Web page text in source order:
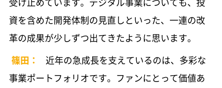
資を含めた開発体制の見直しといった、一連の改
革の成果が少しずつ出てきたように思います。
篠田：
近年の急成長を支えているのは、多彩な
事業ポートフォリオです。ファンにとって価値あ
社外取締役座談会
特集：サステナビリティ鼎談、人材戦略
バンダイナムコグループ中期計画 831 KB
ユニット事業統括会社社長からのメッセージ
973 KB